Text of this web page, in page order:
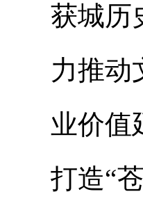
获城历
力推动
业价值
打造“